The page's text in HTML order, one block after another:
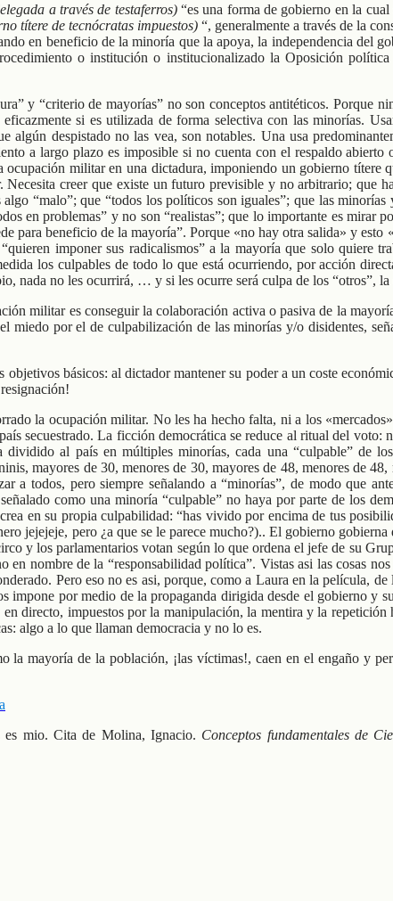
a través de testaferros)“es una forma de gobierno en la
títere de tecnócratas impuestos) “, generalmente a través de la
en beneficio de la minoría que la apoya, la independencia del
o institución o institucionalizado la Oposición
y “criterio de mayorías” no son conceptos antitéticos.
si es utilizada de forma selectiva con las minorías.
algún despistado no las vea, son notables. Una usa
a largo plazo es imposible si no cuenta con el respaldo
ocupación militar en una dictadura, imponiendo un gobierno
Necesita creer que existe un futuro previsible y no arbitrario; que
“malo”; que “todos los políticos son iguales”; que las
en problemas” y no son “realistas”; que lo importante es
para beneficio de la mayoría”. Porque «no hay otra salida» y
imponer sus radicalismos” a la mayoría que solo quiere
los culpables de todo lo que está ocurriendo, por acción
nada no les ocurrirá, … y si les ocurre será culpa de los “otros”,
militar es conseguir la colaboración activa o pasiva de la
miedo por el de culpabilización de las minorías y/o disidentes,
objetivos básicos: al dictador mantener su poder a un coste
la ocupación militar. No les ha hecho falta, ni a los
secuestrado. La ficción democrática se reduce al ritual del
al país en múltiples minorías, cada una “culpable” de
mayores de 30, menores de 30, mayores de 48, menores de
a todos, pero siempre señalando a “minorías”, de modo que
como una minoría “culpable” no haya por parte de los
en su propia culpabilidad: “has vivido por encima de tus
jejejeje, pero ¿a que se le parece mucho?).. El gobierno
y los parlamentarios votan según lo que ordena el jefe de su
en nombre de la “responsabilidad política”. Vistas asi las cosas
Pero eso no es asi, porque, como a Laura en la película,
impone por medio de la propaganda dirigida desde el gobierno
directo, impuestos por la manipulación, la mentira y la
algo a lo que llaman democracia y no lo es.
la mayoría de la población, ¡las víctimas!, caen en el engaño y
mio. Cita de Molina, Ignacio. Conceptos fundamentales de